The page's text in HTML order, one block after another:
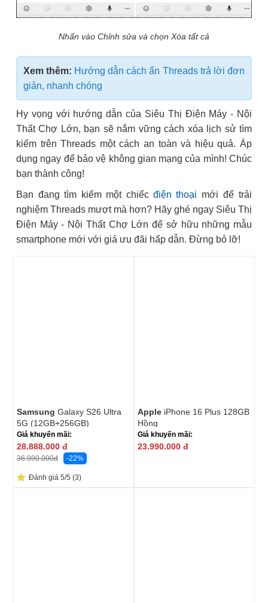
Nhấn vào Chỉnh sửa và chọn Xóa tất cả
Xem thêm: Hướng dẫn cách ẩn Threads trả lời đơn
giản, nhanh chóng
Hy vọng với hướng dẫn của Siêu Thị Điện Máy - Nội
Thất Chợ Lớn, bạn sẽ nắm vững cách xóa lịch sử tìm
kiếm trên Threads một cách an toàn và hiệu quả. Áp
dụng ngay để bảo vệ không gian mạng của mình! Chúc
bạn thành công!
Bạn đang tìm kiếm một chiếc điện thoại mới để trải
nghiệm Threads mượt mà hơn? Hãy ghé ngay Siêu Thị
Điện Máy - Nội Thất Chợ Lớn để sở hữu những mẫu
smartphone mới với giá ưu đãi hấp dẫn. Đừng bỏ lỡ!
Samsung Galaxy S26 Ultra
5G (12GB+256GB)
Giá khuyến mãi:
28.888.000 đ
36.990.000đ -22%
Đánh giá 5/5 (3)
Apple iPhone 16 Plus 128GB
Hồng
Giá khuyến mãi:
23.990.000 đ